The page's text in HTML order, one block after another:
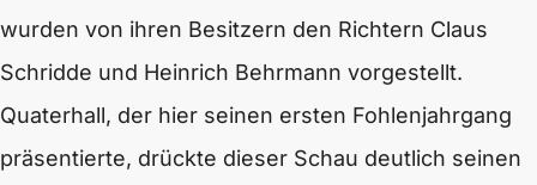
wurden von ihren Besitzern den Richtern Claus
Schridde und Heinrich Behrmann vorgestellt.
Quaterhall, der hier seinen ersten Fohlenjahrgang
präsentierte, drückte dieser Schau deutlich seinen